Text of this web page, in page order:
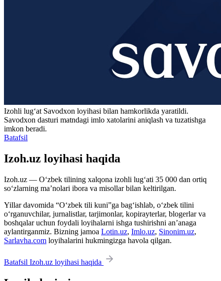
Izohli lugʻat Savodxon loyihasi bilan hamkorlikda yaratildi.
Savodxon dasturi matndagi imlo xatolarini aniqlash va tuzatishga
imkon beradi.
Batafsil
Izoh.uz loyihasi haqida
Izoh.uz — O‘zbek tilining xalqona izohli lug‘ati 35 000 dan ortiq
so‘zlarning ma’nolari ibora va misollar bilan keltirilgan.
Yillar davomida “O‘zbek tili kuni”ga bag‘ishlab, o‘zbek tilini
o‘rganuvchilar, jurnalistlar, tarjimonlar, kopirayterlar, blogerlar va
boshqalar uchun foydali loyihalarni ishga tushirishni an’anaga
aylantirganmiz. Bizning jamoa Lotin.uz, Imlo.uz, Sinonim.uz,
Sarlavha.com loyihalarini hukmingizga havola qilgan.
Batafsil Izoh.uz loyihasi haqida